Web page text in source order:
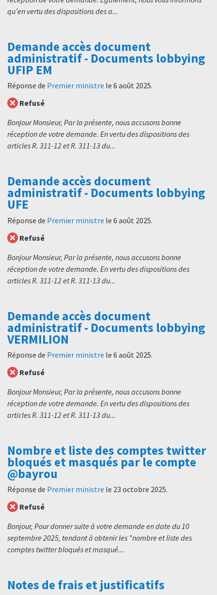
qu’en vertu des dispositions des a...
Demande accès document
administratif - Documents lobbying
UFIP EM
Réponse de Premier ministre le 6 août 2025.
Refusé
Bonjour Monsieur, Par la présente, nous accusons bonne
réception de votre demande. En vertu des dispositions des
articles R. 311-12 et R. 311-13 du...
Demande accès document
administratif - Documents lobbying
UFE
Réponse de Premier ministre le 6 août 2025.
Refusé
Bonjour Monsieur, Par la présente, nous accusons bonne
réception de votre demande. En vertu des dispositions des
articles R. 311-12 et R. 311-13 du...
Demande accès document
administratif - Documents lobbying
VERMILION
Réponse de Premier ministre le 6 août 2025.
Refusé
Bonjour Monsieur, Par la présente, nous accusons bonne
réception de votre demande. En vertu des dispositions des
articles R. 311-12 et R. 311-13 du...
Nombre et liste des comptes twitter
bloqués et masqués par le compte
@bayrou
Réponse de Premier ministre le 23 octobre 2025.
Refusé
Bonjour, Pour donner suite à votre demande en date du 10
septembre 2025, tendant à obtenir les "nombre et liste des
comptes twitter bloqués et masqué...
Notes de frais et justificatifs